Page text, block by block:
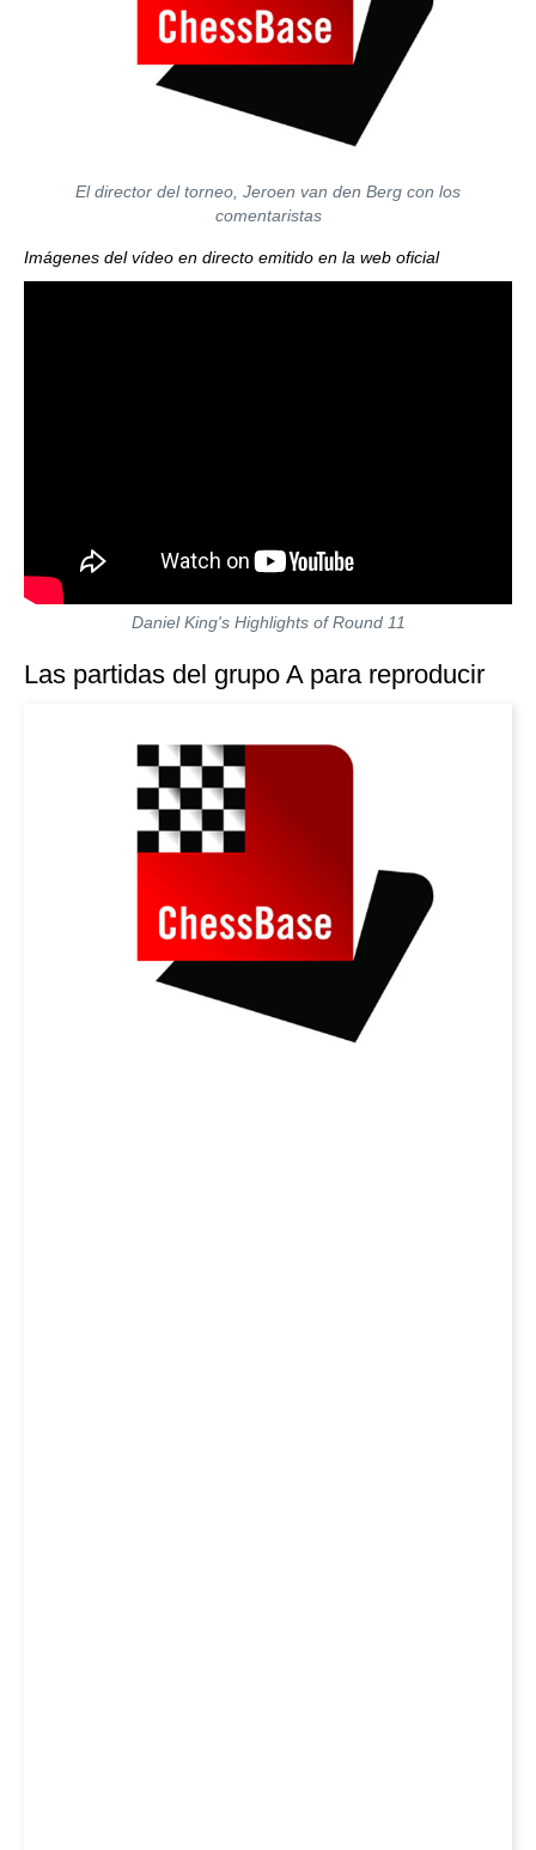
El director del torneo, Jeroen van den Berg con los
comentaristas
Imágenes del vídeo en directo emitido en la web oficial
Daniel King's Highlights of Round 11
Las partidas del grupo A para reproducir